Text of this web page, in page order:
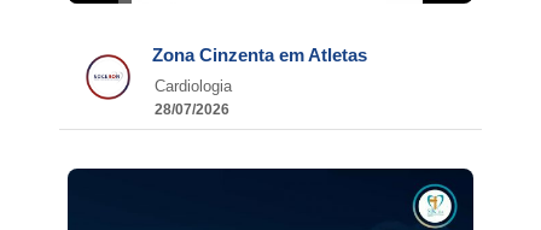
Zona Cinzenta em Atletas
Cardiologia
28/07/2026